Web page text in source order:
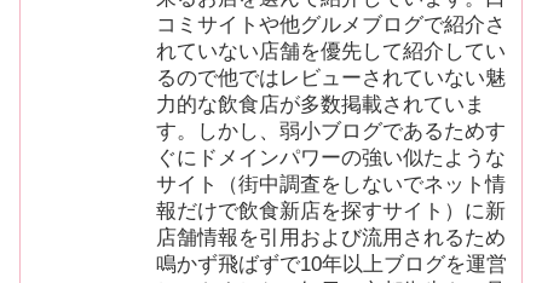
コミサイトや他グルメブログで紹介さ
れていない店舗を優先して紹介してい
るので他ではレビューされていない魅
力的な飲食店が多数掲載されていま
す。しかし、弱小ブログであるためす
ぐにドメインパワーの強い似たような
サイト（街中調査をしないでネット情
報だけで飲食新店を探すサイト）に新
店舗情報を引用および流用されるため
鳴かず飛ばずで10年以上ブログを運営